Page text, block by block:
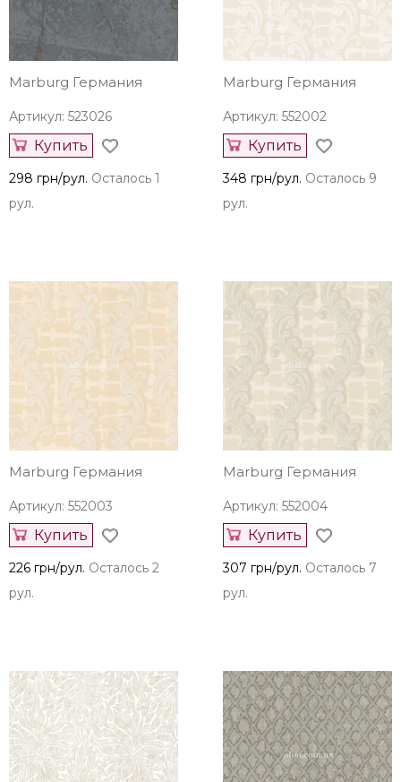
Marburg Германия
Артикул: 523026
Купить
298 грн/рул. Осталось 1
рул.
Marburg Германия
Артикул: 552002
Купить
348 грн/рул. Осталось 9
рул.
Marburg Германия
Артикул: 552003
Купить
226 грн/рул. Осталось 2
рул.
Marburg Германия
Артикул: 552004
Купить
307 грн/рул. Осталось 7
рул.